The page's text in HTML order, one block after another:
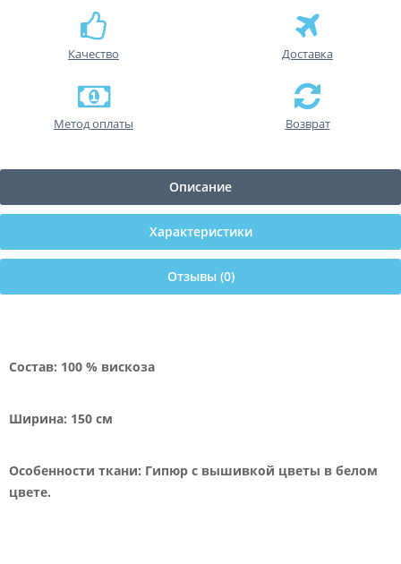
Качество Доставка
Метод оплаты Возврат
Описание
Характеристики
Отзывы (0)
Состав: 100 % вискоза
Ширина: 150 см
Особенности ткани: Гипюр с вышивкой цветы в белом
цвете.